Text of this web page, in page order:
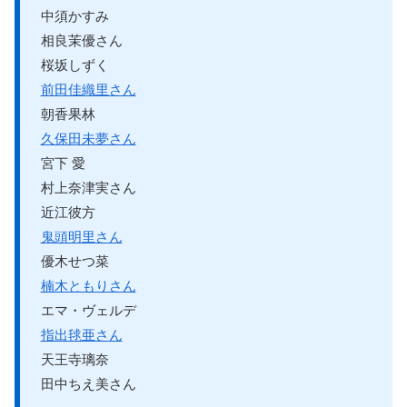
中須かすみ
相良茉優さん
桜坂しずく
前田佳織里さん
朝香果林
久保田未夢さん
宮下 愛
村上奈津実さん
近江彼方
鬼頭明里さん
優木せつ菜
楠木ともりさん
エマ・ヴェルデ
指出毬亜さん
天王寺璃奈
田中ちえ美さん